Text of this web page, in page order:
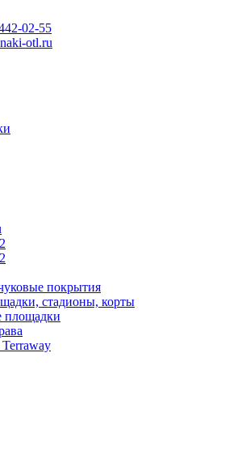
02-55
otl.ru
покрытия
стадионы, корты
площадки